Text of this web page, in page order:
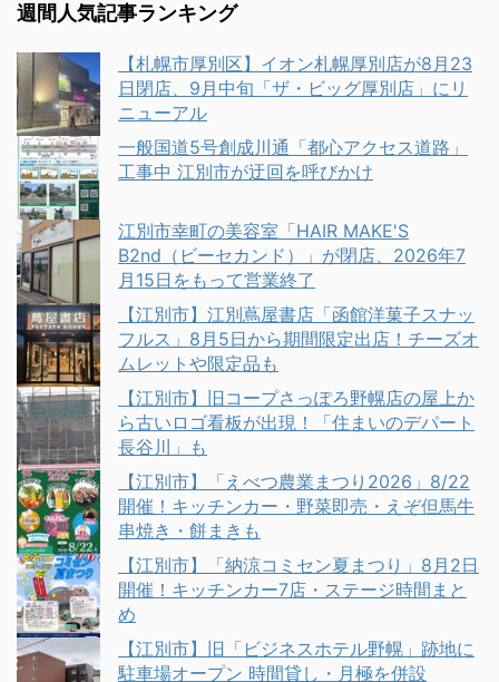
週間人気記事ランキング
【札幌市厚別区】イオン札幌厚別店が8月23
日閉店、9月中旬「ザ・ビッグ厚別店」にリ
ニューアル
一般国道5号創成川通「都心アクセス道路」
工事中 江別市が迂回を呼びかけ
江別市幸町の美容室「HAIR MAKE'S
B2nd（ビーセカンド）」が閉店、2026年7
月15日をもって営業終了
【江別市】江別蔦屋書店「函館洋菓子スナッ
フルス」8月5日から期間限定出店！チーズオ
ムレットや限定品も
【江別市】旧コープさっぽろ野幌店の屋上か
ら古いロゴ看板が出現！「住まいのデパート
長谷川」も
【江別市】「えべつ農業まつり2026」8/22
開催！キッチンカー・野菜即売・えぞ但馬牛
串焼き・餅まきも
【江別市】「納涼コミセン夏まつり」8月2日
開催！キッチンカー7店・ステージ時間まと
め
【江別市】旧「ビジネスホテル野幌」跡地に
駐車場オープン 時間貸し・月極を併設